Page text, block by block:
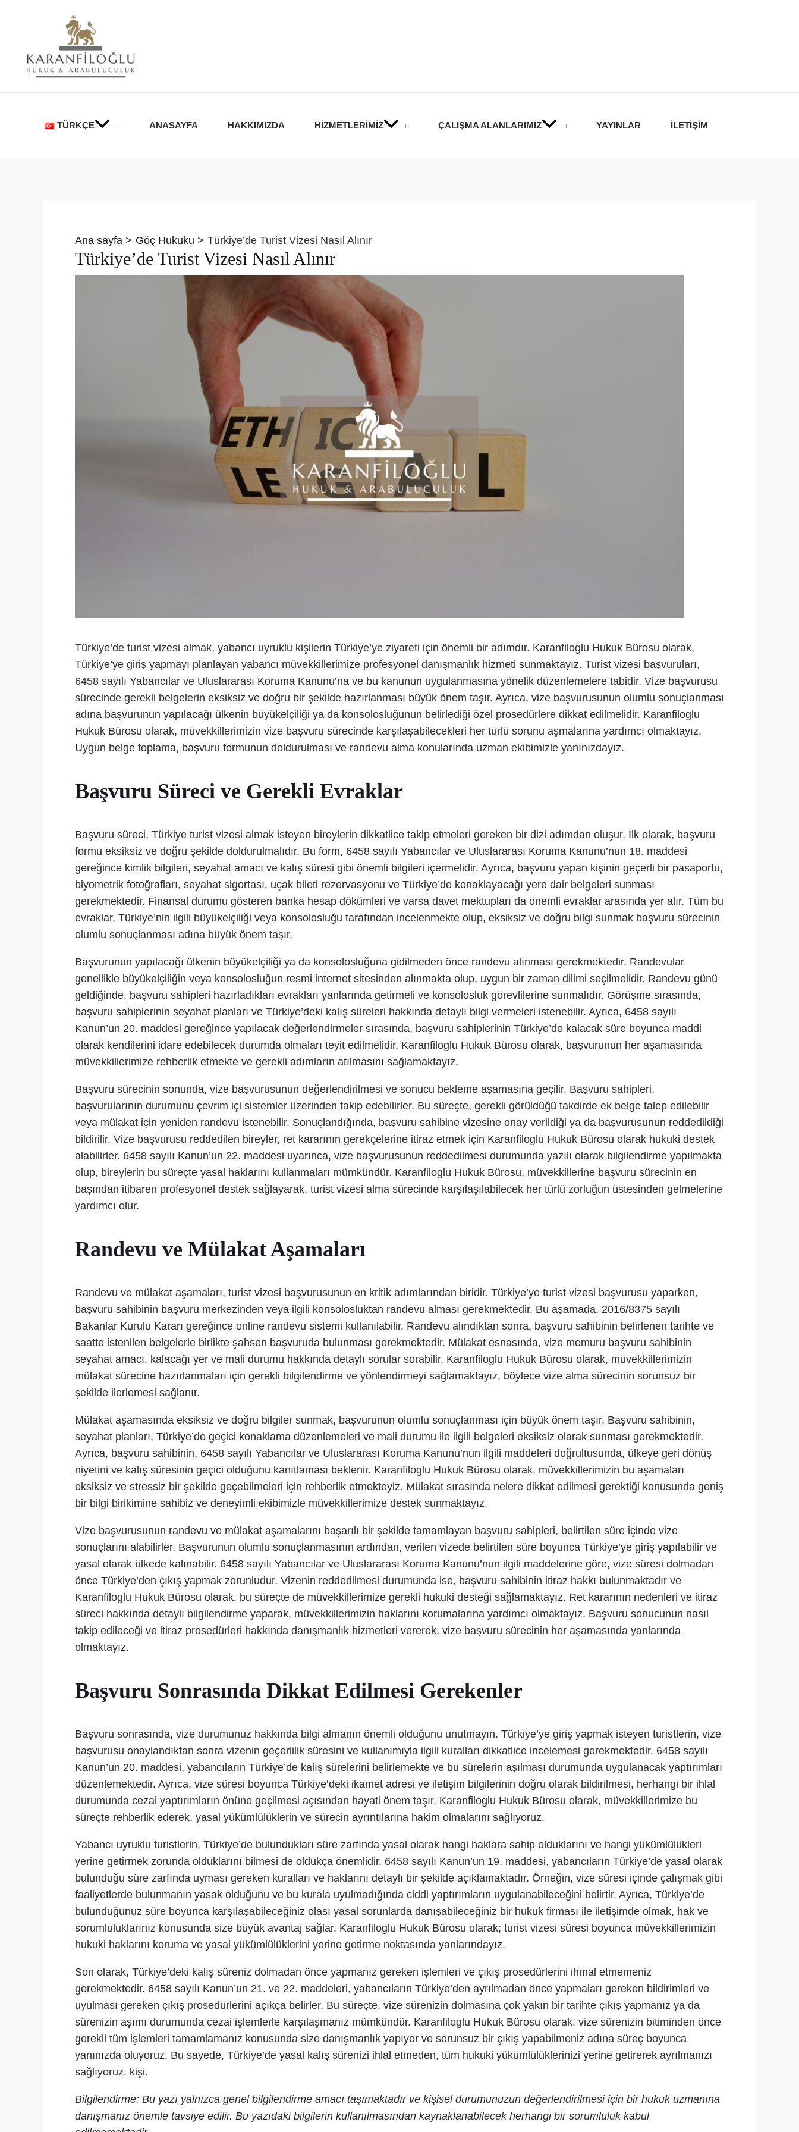
TÜRKÇE ANASAYFA HAKKIMIZDA HIZMETLERIMIZ ÇALIŞMA ALANLARIMIZ YAYINLAR İLETIŞIM
Ana sayfa Göç Hukuku Türkiye’de Turist Vizesi Nasıl Alınır
Türkiye’de Turist Vizesi Nasıl Alınır
Türkiye’de turist vizesi almak, yabancı uyruklu kişilerin Türkiye’ye ziyareti için önemli bir adımdır. Karanfiloglu Hukuk Bürosu olarak,
Türkiye’ye giriş yapmayı planlayan yabancı müvekkillerimize profesyonel danışmanlık hizmeti sunmaktayız. Turist vizesi başvuruları,
6458 sayılı Yabancılar ve Uluslararası Koruma Kanunu’na ve bu kanunun uygulanmasına yönelik düzenlemelere tabidir. Vize başvurusu
sürecinde gerekli belgelerin eksiksiz ve doğru bir şekilde hazırlanması büyük önem taşır. Ayrıca, vize başvurusunun olumlu sonuçlanması
adına başvurunun yapılacağı ülkenin büyükelçiliği ya da konsolosluğunun belirlediği özel prosedürlere dikkat edilmelidir. Karanfiloglu
Hukuk Bürosu olarak, müvekkillerimizin vize başvuru sürecinde karşılaşabilecekleri her türlü sorunu aşmalarına yardımcı olmaktayız.
Uygun belge toplama, başvuru formunun doldurulması ve randevu alma konularında uzman ekibimizle yanınızdayız.
Başvuru Süreci ve Gerekli Evraklar
Başvuru süreci, Türkiye turist vizesi almak isteyen bireylerin dikkatlice takip etmeleri gereken bir dizi adımdan oluşur. İlk olarak, başvuru
formu eksiksiz ve doğru şekilde doldurulmalıdır. Bu form, 6458 sayılı Yabancılar ve Uluslararası Koruma Kanunu’nun 18. maddesi
gereğince kimlik bilgileri, seyahat amacı ve kalış süresi gibi önemli bilgileri içermelidir. Ayrıca, başvuru yapan kişinin geçerli bir pasaportu,
biyometrik fotoğrafları, seyahat sigortası, uçak bileti rezervasyonu ve Türkiye’de konaklayacağı yere dair belgeleri sunması
gerekmektedir. Finansal durumu gösteren banka hesap dökümleri ve varsa davet mektupları da önemli evraklar arasında yer alır. Tüm bu
evraklar, Türkiye’nin ilgili büyükelçiliği veya konsolosluğu tarafından incelenmekte olup, eksiksiz ve doğru bilgi sunmak başvuru sürecinin
olumlu sonuçlanması adına büyük önem taşır.
Başvurunun yapılacağı ülkenin büyükelçiliği ya da konsolosluğuna gidilmeden önce randevu alınması gerekmektedir. Randevular
genellikle büyükelçiliğin veya konsolosluğun resmi internet sitesinden alınmakta olup, uygun bir zaman dilimi seçilmelidir. Randevu günü
geldiğinde, başvuru sahipleri hazırladıkları evrakları yanlarında getirmeli ve konsolosluk görevlilerine sunmalıdır. Görüşme sırasında,
başvuru sahiplerinin seyahat planları ve Türkiye’deki kalış süreleri hakkında detaylı bilgi vermeleri istenebilir. Ayrıca, 6458 sayılı
Kanun’un 20. maddesi gereğince yapılacak değerlendirmeler sırasında, başvuru sahiplerinin Türkiye’de kalacak süre boyunca maddi
olarak kendilerini idare edebilecek durumda olmaları teyit edilmelidir. Karanfiloglu Hukuk Bürosu olarak, başvurunun her aşamasında
müvekkillerimize rehberlik etmekte ve gerekli adımların atılmasını sağlamaktayız.
Başvuru sürecinin sonunda, vize başvurusunun değerlendirilmesi ve sonucu bekleme aşamasına geçilir. Başvuru sahipleri,
başvurularının durumunu çevrim içi sistemler üzerinden takip edebilirler. Bu süreçte, gerekli görüldüğü takdirde ek belge talep edilebilir
veya mülakat için yeniden randevu istenebilir. Sonuçlandığında, başvuru sahibine vizesine onay verildiği ya da başvurusunun reddedildiği
bildirilir. Vize başvurusu reddedilen bireyler, ret kararının gerekçelerine itiraz etmek için Karanfiloglu Hukuk Bürosu olarak hukuki destek
alabilirler. 6458 sayılı Kanun’un 22. maddesi uyarınca, vize başvurusunun reddedilmesi durumunda yazılı olarak bilgilendirme yapılmakta
olup, bireylerin bu süreçte yasal haklarını kullanmaları mümkündür. Karanfiloglu Hukuk Bürosu, müvekkillerine başvuru sürecinin en
başından itibaren profesyonel destek sağlayarak, turist vizesi alma sürecinde karşılaşılabilecek her türlü zorluğun üstesinden gelmelerine
yardımcı olur.
Randevu ve Mülakat Aşamaları
Randevu ve mülakat aşamaları, turist vizesi başvurusunun en kritik adımlarından biridir. Türkiye’ye turist vizesi başvurusu yaparken,
başvuru sahibinin başvuru merkezinden veya ilgili konsolosluktan randevu alması gerekmektedir. Bu aşamada, 2016/8375 sayılı
Bakanlar Kurulu Kararı gereğince online randevu sistemi kullanılabilir. Randevu alındıktan sonra, başvuru sahibinin belirlenen tarihte ve
saatte istenilen belgelerle birlikte şahsen başvuruda bulunması gerekmektedir. Mülakat esnasında, vize memuru başvuru sahibinin
seyahat amacı, kalacağı yer ve mali durumu hakkında detaylı sorular sorabilir. Karanfiloglu Hukuk Bürosu olarak, müvekkillerimizin
mülakat sürecine hazırlanmaları için gerekli bilgilendirme ve yönlendirmeyi sağlamaktayız, böylece vize alma sürecinin sorunsuz bir
şekilde ilerlemesi sağlanır.
Mülakat aşamasında eksiksiz ve doğru bilgiler sunmak, başvurunun olumlu sonuçlanması için büyük önem taşır. Başvuru sahibinin,
seyahat planları, Türkiye’de geçici konaklama düzenlemeleri ve mali durumu ile ilgili belgeleri eksiksiz olarak sunması gerekmektedir.
Ayrıca, başvuru sahibinin, 6458 sayılı Yabancılar ve Uluslararası Koruma Kanunu’nun ilgili maddeleri doğrultusunda, ülkeye geri dönüş
niyetini ve kalış süresinin geçici olduğunu kanıtlaması beklenir. Karanfiloglu Hukuk Bürosu olarak, müvekkillerimizin bu aşamaları
eksiksiz ve stressiz bir şekilde geçebilmeleri için rehberlik etmekteyiz. Mülakat sırasında nelere dikkat edilmesi gerektiği konusunda geniş
bir bilgi birikimine sahibiz ve deneyimli ekibimizle müvekkillerimize destek sunmaktayız.
Vize başvurusunun randevu ve mülakat aşamalarını başarılı bir şekilde tamamlayan başvuru sahipleri, belirtilen süre içinde vize
sonuçlarını alabilirler. Başvurunun olumlu sonuçlanmasının ardından, verilen vizede belirtilen süre boyunca Türkiye’ye giriş yapılabilir ve
yasal olarak ülkede kalınabilir. 6458 sayılı Yabancılar ve Uluslararası Koruma Kanunu’nun ilgili maddelerine göre, vize süresi dolmadan
önce Türkiye’den çıkış yapmak zorunludur. Vizenin reddedilmesi durumunda ise, başvuru sahibinin itiraz hakkı bulunmaktadır ve
Karanfiloglu Hukuk Bürosu olarak, bu süreçte de müvekkillerimize gerekli hukuki desteği sağlamaktayız. Ret kararının nedenleri ve itiraz
süreci hakkında detaylı bilgilendirme yaparak, müvekkillerimizin haklarını korumalarına yardımcı olmaktayız. Başvuru sonucunun nasıl
takip edileceği ve itiraz prosedürleri hakkında danışmanlık hizmetleri vererek, vize başvuru sürecinin her aşamasında yanlarında
olmaktayız.
Başvuru Sonrasında Dikkat Edilmesi Gerekenler
Başvuru sonrasında, vize durumunuz hakkında bilgi almanın önemli olduğunu unutmayın. Türkiye’ye giriş yapmak isteyen turistlerin, vize
başvurusu onaylandıktan sonra vizenin geçerlilik süresini ve kullanımıyla ilgili kuralları dikkatlice incelemesi gerekmektedir. 6458 sayılı
Kanun’un 20. maddesi, yabancıların Türkiye’de kalış sürelerini belirlemekte ve bu sürelerin aşılması durumunda uygulanacak yaptırımları
düzenlemektedir. Ayrıca, vize süresi boyunca Türkiye’deki ikamet adresi ve iletişim bilgilerinin doğru olarak bildirilmesi, herhangi bir ihlal
durumunda cezai yaptırımların önüne geçilmesi açısından hayati önem taşır. Karanfiloglu Hukuk Bürosu olarak, müvekkillerimize bu
süreçte rehberlik ederek, yasal yükümlülüklerin ve sürecin ayrıntılarına hakim olmalarını sağlıyoruz.
Yabancı uyruklu turistlerin, Türkiye’de bulundukları süre zarfında yasal olarak hangi haklara sahip olduklarını ve hangi yükümlülükleri
yerine getirmek zorunda olduklarını bilmesi de oldukça önemlidir. 6458 sayılı Kanun’un 19. maddesi, yabancıların Türkiye’de yasal olarak
bulunduğu süre zarfında uyması gereken kuralları ve haklarını detaylı bir şekilde açıklamaktadır. Örneğin, vize süresi içinde çalışmak gibi
faaliyetlerde bulunmanın yasak olduğunu ve bu kurala uyulmadığında ciddi yaptırımların uygulanabileceğini belirtir. Ayrıca, Türkiye’de
bulunduğunuz süre boyunca karşılaşabileceğiniz olası yasal sorunlarda danışabileceğiniz bir hukuk firması ile iletişimde olmak, hak ve
sorumluluklarınız konusunda size büyük avantaj sağlar. Karanfiloglu Hukuk Bürosu olarak; turist vizesi süresi boyunca müvekkillerimizin
hukuki haklarını koruma ve yasal yükümlülüklerini yerine getirme noktasında yanlarındayız.
Son olarak, Türkiye’deki kalış süreniz dolmadan önce yapmanız gereken işlemleri ve çıkış prosedürlerini ihmal etmemeniz
gerekmektedir. 6458 sayılı Kanun’un 21. ve 22. maddeleri, yabancıların Türkiye’den ayrılmadan önce yapmaları gereken bildirimleri ve
uyulması gereken çıkış prosedürlerini açıkça belirler. Bu süreçte, vize sürenizin dolmasına çok yakın bir tarihte çıkış yapmanız ya da
sürenizin aşımı durumunda cezai işlemlerle karşılaşmanız mümkündür. Karanfiloglu Hukuk Bürosu olarak, vize sürenizin bitiminden önce
gerekli tüm işlemleri tamamlamanız konusunda size danışmanlık yapıyor ve sorunsuz bir çıkış yapabilmeniz adına süreç boyunca
yanınızda oluyoruz. Bu sayede, Türkiye’de yasal kalış sürenizi ihlal etmeden, tüm hukuki yükümlülüklerinizi yerine getirerek ayrılmanızı
sağlıyoruz. kişi.
Bilgilendirme: Bu yazı yalnızca genel bilgilendirme amacı taşımaktadır ve kişisel durumunuzun değerlendirilmesi için bir hukuk uzmanına
danışmanız önemle tavsiye edilir. Bu yazıdaki bilgilerin kullanılmasından kaynaklanabilecek herhangi bir sorumluluk kabul